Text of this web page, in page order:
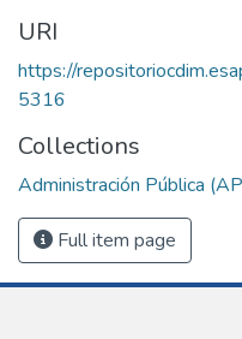
URI
https://
5316
Collections
Administración Pública
Full item page